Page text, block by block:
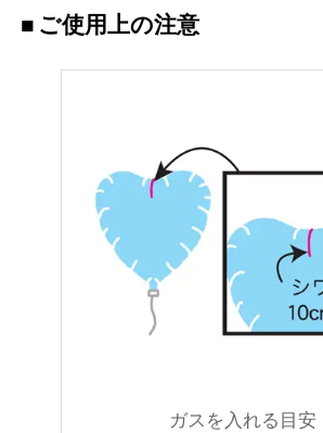
ご使用上の注意
ガスを入れる目安